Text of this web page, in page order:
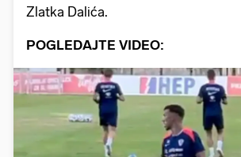
Zlatka Dalića.
POGLEDAJTE VIDEO: